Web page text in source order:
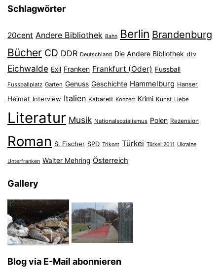
Schlagwörter
20cent Andere Bibliothek Bahn Berlin Brandenburg
Bücher CD DDR Deutschland Die Andere Bibliothek dtv
Eichwalde Exil Franken Frankfurt (Oder) Fussball
Fussballplatz Garten Genuss Geschichte Hammelburg Hanser
Heimat Interview Italien Kabarett Konzert Krimi Kunst Liebe
Literatur Musik Nationalsozialismus Polen Rezension
Roman S. Fischer SPD Trikont Türkei Türkei 2011 Ukraine
Unterfranken Walter Mehring Österreich
Gallery
Blog via E-Mail abonnieren